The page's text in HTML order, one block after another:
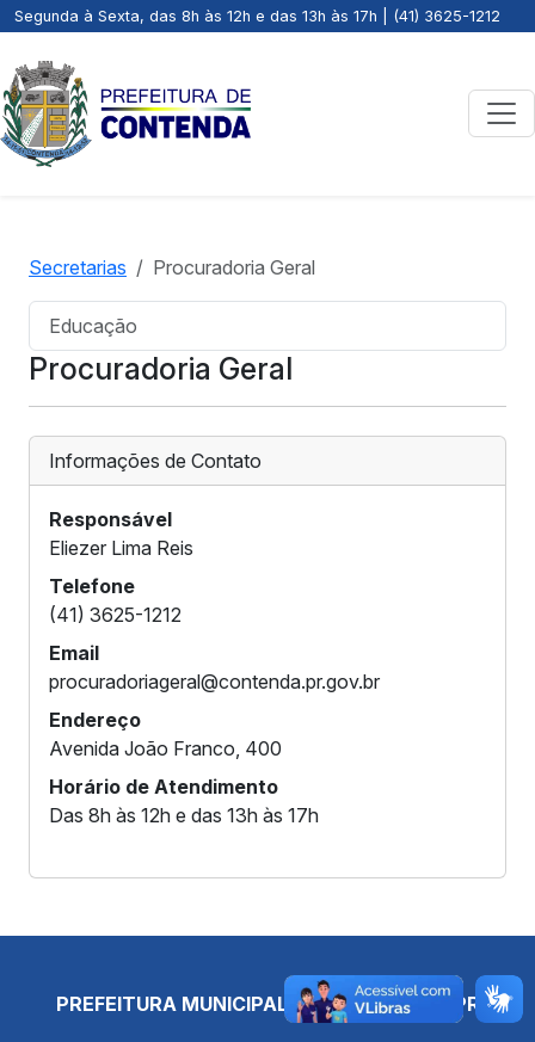
Segunda à Sexta, das 8h às 12h e das 13h às 17h | (41) 3625-1212
Secretarias Procuradoria Geral
Educação
Procuradoria Geral
Informações de Contato
Responsável
Eliezer Lima Reis
Telefone
(41) 3625-1212
Email
procuradoriageral@contenda.pr.gov.br
Endereço
Avenida João Franco, 400
Horário de Atendimento
Das 8h às 12h e das 13h às 17h
PREFEITURA MUNICIPAL DE CONTENDA - PR